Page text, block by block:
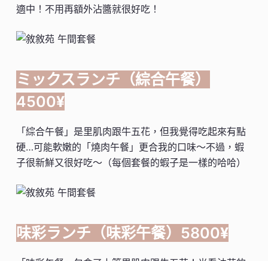
適中！不用再額外沾醬就很好吃！
ミックスランチ（綜合午餐）
4500¥
「綜合午餐」是里肌肉跟牛五花，但我覺得吃起來有點
硬…可能軟嫩的「燒肉午餐」更合我的口味～不過，蝦
子很新鮮又很好吃～（每個套餐的蝦子是一樣的哈哈）
味彩ランチ（味彩午餐）5800¥